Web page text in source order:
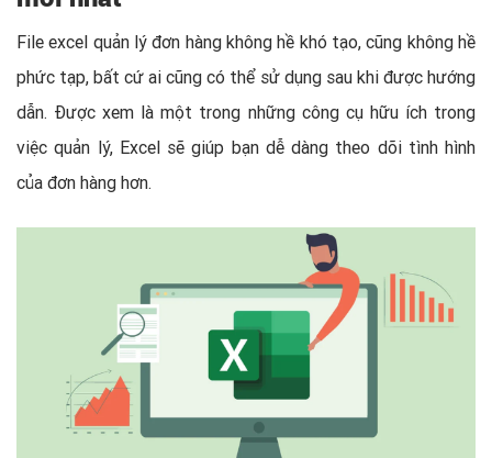
File excel quản lý đơn hàng không hề khó tạo, cũng không hề
phức tạp, bất cứ ai cũng có thể sử dụng sau khi được hướng
dẫn. Được xem là một trong những công cụ hữu ích trong
việc quản lý, Excel sẽ giúp bạn dễ dàng theo dõi tình hình
của đơn hàng hơn.